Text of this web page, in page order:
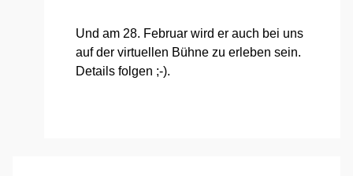
Und am 28. Febru­ar wird er auch bei uns
auf der vir­tu­el­len Büh­ne zu erle­ben sein.
Details fol­gen ;-).